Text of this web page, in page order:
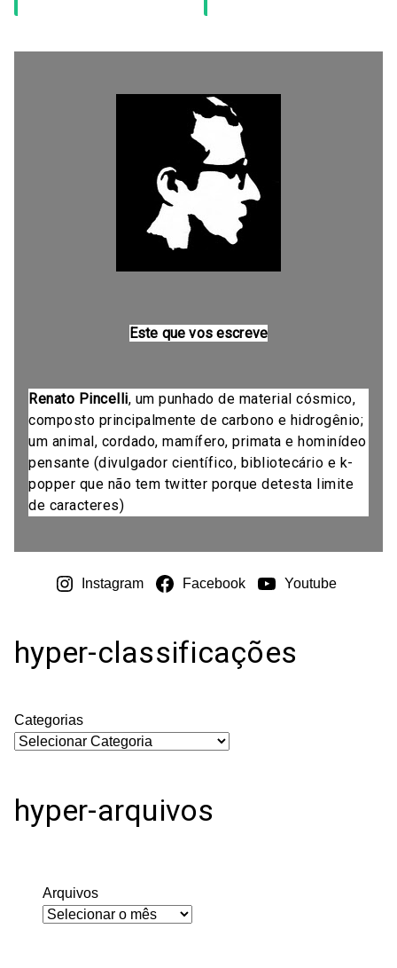
Este que vos escreve
Renato Pincelli, um punhado de material cósmico,
composto principalmente de carbono e hidrogênio;
um animal, cordado, mamífero, primata e hominídeo
pensante (divulgador científico, bibliotecário e k-
popper que não tem twitter porque detesta limite
de caracteres)
Instagram Facebook Youtube
hyper-classificações
Categorias
hyper-arquivos
Arquivos